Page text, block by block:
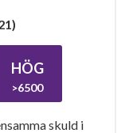
HÖG
>6500
skuld i